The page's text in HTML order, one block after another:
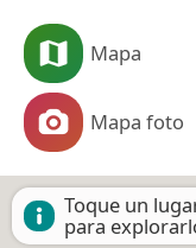
Mapa
Mapa foto
Toque un
para